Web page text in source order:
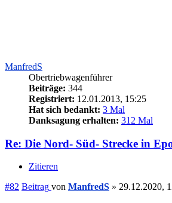
ManfredS
Obertriebwagenführer
Beiträge: 344
Registriert: 12.01.2013, 15:25
Hat sich bedankt: 3 Mal
Danksagung erhalten: 312 Mal
Re: Die Nord- Süd- Strecke in
Zitieren
#82 Beitrag von ManfredS » 29.12.2020,